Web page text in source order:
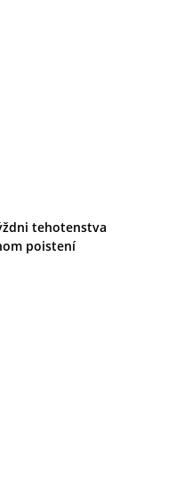
tehotenstva
poistení